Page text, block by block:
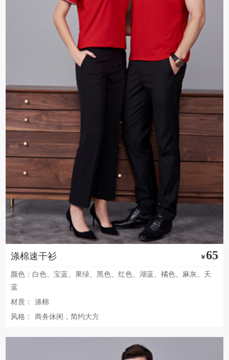
涤棉速干衫 ￥65
颜色：白色、宝蓝、果绿、黑色、红色、湖蓝、橘色、麻灰、天
蓝
材质：
涤棉
风格：
商务休闲，简约大方